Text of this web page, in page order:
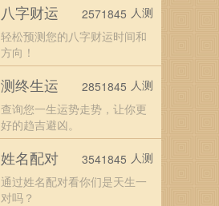
八字财运
轻松预测您的八字财运时间和
方向！
2571845 人测
测终生运
查询您一生运势走势，让你更
好的趋吉避凶。
2851845 人测
姓名配对
通过姓名配对看你们是天生一
对吗？
3541845 人测